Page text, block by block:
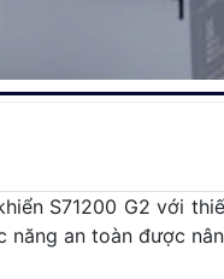
S71200 G2 với
năng an toàn được